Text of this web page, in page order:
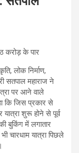
करोड़ के पार
लोक निर्माण,
सतपाल महाराज ने
पर आने वाले
कि जिस प्रकार से
शुरू होने से पूर्व
बुकिंग में लगातार
चारधाम यात्रा पिछले